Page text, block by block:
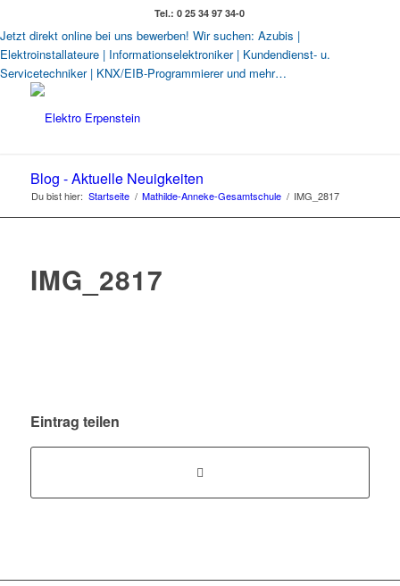
Tel.: 0 25 34 97 34-0
Jetzt direkt online bei uns bewerben! Wir suchen: Azubis |
Elektroinstallateure | Informationselektroniker | Kundendienst- u.
Servicetechniker | KNX/EIB-Programmierer und mehr…
Blog - Aktuelle Neuigkeiten
Du bist hier: Startseite / Mathilde-Anneke-Gesamtschule / IMG_2817
IMG_2817
Eintrag teilen